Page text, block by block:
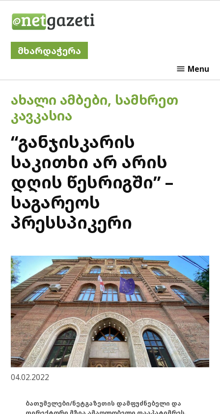
მხარდაჭერა
Menu
POSTED
IN
ᲐᲮᲐᲚᲘ ᲐᲛᲑᲔᲑᲘ, ᲡᲐᲛᲮᲠᲔᲗ
ᲙᲐᲕᲙᲐᲡᲘᲐ
“განჯისკარის
საკითხი არ არის
დღის წესრიგში” –
საგარეოს
პრესსპიკერი
04.02.2022
ბათუმელები/ნეტგაზეთის დამფუძნებელი და